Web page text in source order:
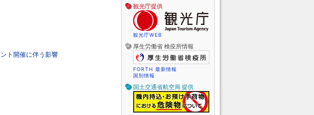
ト開催に伴う影響
観光庁提供
観光庁WEB
厚生労働省 検疫所情報
FORTH 最新情報
国別情報
国土交通省航空局 提供